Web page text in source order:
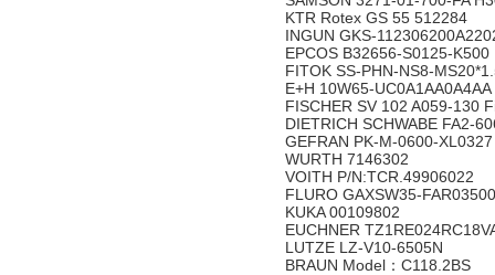
KTR Rotex GS 55 512284
INGUN GKS-
EPCOS B32656-S0125-
FITOK SS-PHN-NS8-
E+H 10W65-UC0A1AA0A4AA
FISCHER SV 102 A059-130
DIETRICH SCHWABE FA2-
GEFRAN PK-M-0600-XL0327
WURTH 7146302
VOITH P/N:TCR.49906022
FLURO GAXSW35-
KUKA 00109802
EUCHNER
LUTZE LZ-V10-6505N
BRAUN Model：C118.2BS